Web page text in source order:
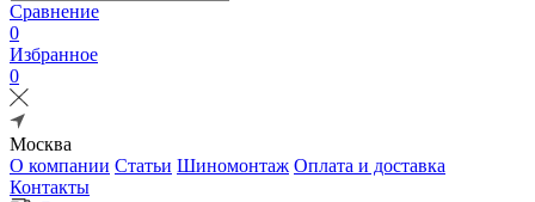
Сравнение
0
Избранное
0
Москва
О компании Статьи Шиномонтаж Оплата и доставка
Контакты